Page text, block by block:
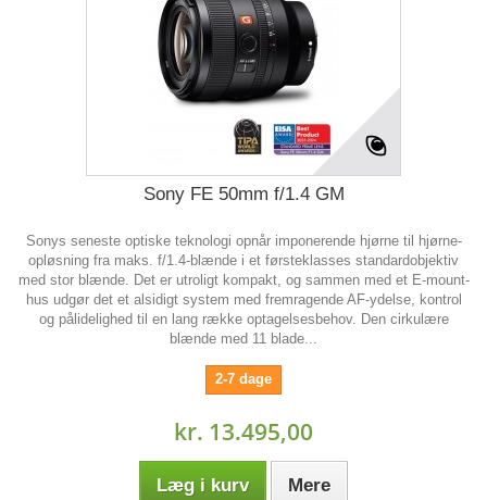
Sony FE 50mm f/1.4 GM
Sonys seneste optiske teknologi opnår imponerende hjørne til hjørne-
opløsning fra maks. f/1.4-blænde i et førsteklasses standardobjektiv
med stor blænde. Det er utroligt kompakt, og sammen med et E-mount-
hus udgør det et alsidigt system med fremragende AF-ydelse, kontrol
og pålidelighed til en lang række optagelsesbehov. Den cirkulære
blænde med 11 blade...
2-7 dage
kr. 13.495,00
Læg i kurv Mere